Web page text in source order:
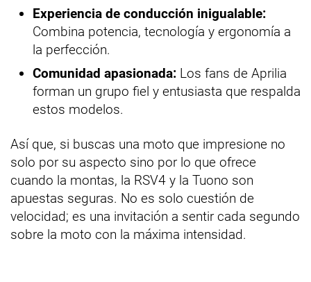
Experiencia de conducción inigualable:
Combina potencia, tecnología y ergonomía a
la perfección.
Comunidad apasionada: Los fans de Aprilia
forman un grupo fiel y entusiasta que respalda
estos modelos.
Así que, si buscas una moto que impresione no
solo por su aspecto sino por lo que ofrece
cuando la montas, la RSV4 y la Tuono son
apuestas seguras. No es solo cuestión de
velocidad; es una invitación a sentir cada segundo
sobre la moto con la máxima intensidad.